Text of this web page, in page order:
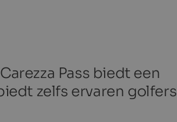
Pass biedt een
zelfs ervaren golfers